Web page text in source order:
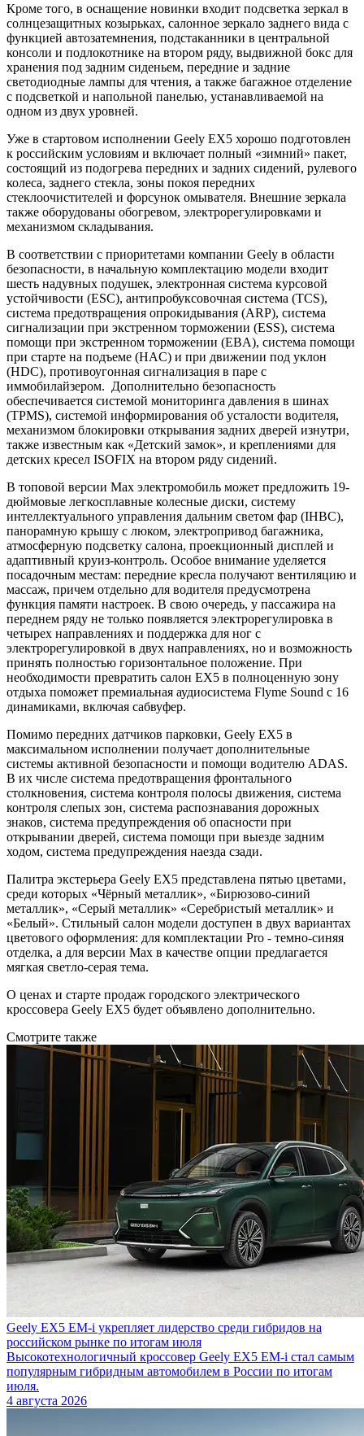
Кроме того, в оснащение новинки входит подсветка зеркал в
солнцезащитных козырьках, салонное зеркало заднего вида с
функцией автозатемнения, подстаканники в центральной
консоли и подлокотнике на втором ряду, выдвижной бокс для
хранения под задним сиденьем, передние и задние
светодиодные лампы для чтения, а также багажное отделение
с подсветкой и напольной панелью, устанавливаемой на
одном из двух уровней.
Уже в стартовом исполнении Geely EX5 хорошо подготовлен
к российским условиям и включает полный «зимний» пакет,
состоящий из подогрева передних и задних сидений, рулевого
колеса, заднего стекла, зоны покоя передних
стеклоочистителей и форсунок омывателя. Внешние зеркала
также оборудованы обогревом, электрорегулировками и
механизмом складывания.
В соответствии с приоритетами компании Geely в области
безопасности, в начальную комплектацию модели входит
шесть надувных подушек, электронная система курсовой
устойчивости (ESС), антипробуксовочная система (TCS),
система предотвращения опрокидывания (ARP), система
сигнализации при экстренном торможении (ESS), система
помощи при экстренном торможении (EBA), система помощи
при старте на подъеме (HАC) и при движении под уклон
(HDC), противоугонная сигнализация в паре с
иммобилайзером. Дополнительно безопасность
обеспечивается системой мониторинга давления в шинах
(TPMS), системой информирования об усталости водителя,
механизмом блокировки открывания задних дверей изнутри,
также известным как «Детский замок», и креплениями для
детских кресел ISOFIX на втором ряду сидений.
В топовой версии Max электромобиль может предложить 19-
дюймовые легкосплавные колесные диски, систему
интеллектуального управления дальним светом фар (IHBC),
панорамную крышу с люком, электропривод багажника,
атмосферную подсветку салона, проекционный дисплей и
адаптивный круиз-контроль. Особое внимание уделяется
посадочным местам: передние кресла получают вентиляцию и
массаж, причем отдельно для водителя предусмотрена
функция памяти настроек. В свою очередь, у пассажира на
переднем ряду не только появляется электрорегулировка в
четырех направлениях и поддержка для ног с
электрорегулировкой в двух направлениях, но и возможность
принять полностью горизонтальное положение. При
необходимости превратить салон EX5 в полноценную зону
отдыха поможет премиальная аудиосистема Flyme Sound с 16
динамиками, включая сабвуфер.
Помимо передних датчиков парковки, Geely EX5 в
максимальном исполнении получает дополнительные
системы активной безопасности и помощи водителю ADAS.
В их числе система предотвращения фронтального
столкновения, система контроля полосы движения, система
контроля слепых зон, система распознавания дорожных
знаков, система предупреждения об опасности при
открывании дверей, система помощи при выезде задним
ходом, система предупреждения наезда сзади.
Палитра экстерьера Geely EX5 представлена пятью цветами,
среди которых «Чёрный металлик», «Бирюзово-синий
металлик», «Серый металлик» «Серебристый металлик» и
«Белый». Стильный салон модели доступен в двух вариантах
цветового оформления: для комплектации Pro - темно-синяя
отделка, а для версии Max в качестве опции предлагается
мягкая светло-серая тема.
О ценах и старте продаж городского электрического
кроссовера Geely EX5 будет объявлено дополнительно.
Смотрите также
Geely EX5 EM-i укрепляет лидерство среди гибридов на
российском рынке по итогам июля
Высокотехнологичный кроссовер Geely EX5 EM-i стал самым
популярным гибридным автомобилем в России по итогам
июля.
4 августа 2026